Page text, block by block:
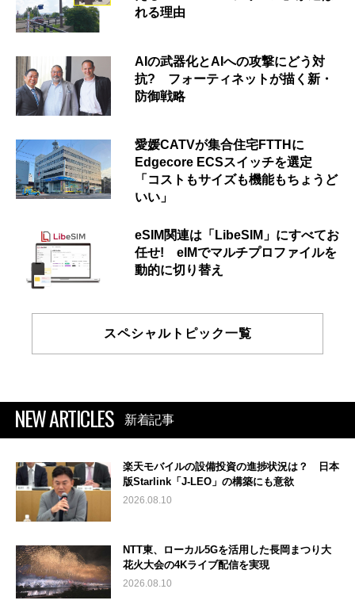
れる理由
AIの武器化とAIへの攻撃にどう対
抗? フォーティネットが描く新・
防御戦略
愛媛CATVが集合住宅FTTHに
Edgecore ECSスイッチを選定
「コストもサイズも機能もちょうど
いい」
eSIM関連は「LibeSIM」にすべてお
任せ! eIMでマルチプロファイルを
動的に切り替え
スペシャルトピック一覧
NEW ARTICLES 新着記事
楽天モバイルの設備投資の進捗状況は？ 日本
版Starlink「J-LEO」の構築にも意欲
2026.08.10
NTT東、ローカル5Gを活用した長岡まつり大
花火大会の4Kライブ配信を実現
2026.08.10